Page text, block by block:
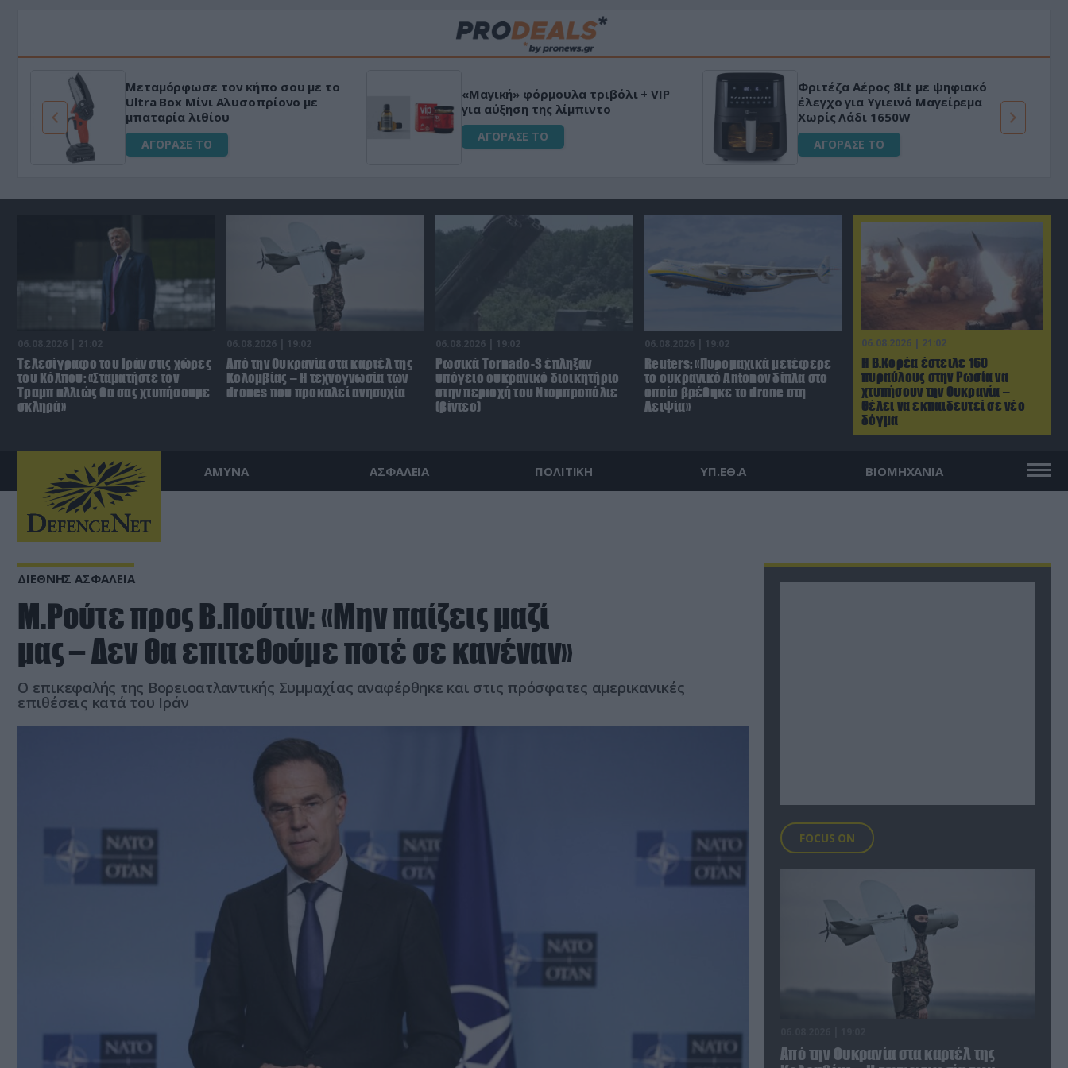
Μεταμόρφωσε τον κήπο σου με το
Ultra Box Μίνι Αλυσοπρίονο με
μπαταρία λιθίου
ΑΓΟΡΑΣΕ ΤΟ
«Μαγική» φόρμουλα τριβόλι + VIP
για αύξηση της λίμπιντο
ΑΓΟΡΑΣΕ ΤΟ
Φριτέζα Αέρος 8Lt με ψηφιακό
έλεγχο για Υγιεινό Μαγείρεμα
Χωρίς Λάδι 1650W
ΑΓΟΡΑΣΕ ΤΟ
06.08.2026 | 21:02
Η Β.Κορέα έστειλε 160
πυραύλους στην Ρωσία να
χτυπήσουν την Ουκρανία –
Θέλει να εκπαιδευτεί σε νέο
δόγμα
06.08.2026 | 21:02
Τελεσίγραφο του Ιράν στις χώρες
του Κόλπου: «Σταματήστε τον
Τραμπ αλλιώς θα σας χτυπήσουμε
σκληρά»
06.08.2026 | 19:02
Από την Ουκρανία στα καρτέλ της
Κολομβίας – Η τεχνογνωσία των
drones που προκαλεί ανησυχία
06.08.2026 | 19:02
Ρωσικά Tornado-S έπληξαν
υπόγειο ουκρανικό διοικητήριο
στην περιοχή του Ντομπροπόλιε
(βίντεο)
06.08.2026 | 19:02
Reuters: «Πυρομαχικά μετέφερε
το ουκρανικό Antonov δίπλα στο
οποίο βρέθηκε το drone στη
Λειψία»
ΑΜΥΝΑ ΑΣΦΑΛΕΙΑ ΠΟΛΙΤΙΚΗ ΥΠ.ΕΘ.Α ΒΙΟΜΗΧΑΝΙΑ
ΔΙΕΘΝΗΣ ΑΣΦΑΛΕΙΑ
Μ.Ρούτε προς Β.Πούτιν: «Μην παίζεις μαζί
μας – Δεν θα επιτεθούμε ποτέ σε κανέναν»
Ο επικεφαλής της Βορειοατλαντικής Συμμαχίας αναφέρθηκε και στις πρόσφατες αμερικανικές
επιθέσεις κατά του Ιράν
FOCUS ON
Από την Ουκρανία στα καρτέλ της